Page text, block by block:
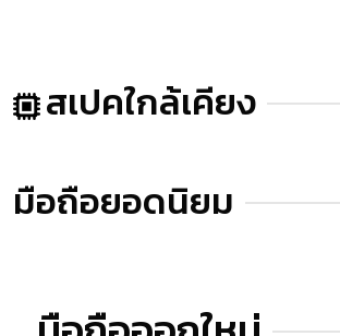
สเปคใกล้เคียง
มือถือยอดนิยม